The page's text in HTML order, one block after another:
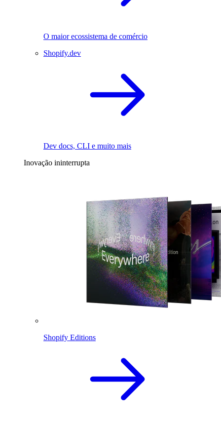
O maior ecossistema de comércio
Shopify.dev
Dev docs, CLI e muito mais
Inovação ininterrupta
Shopify Editions